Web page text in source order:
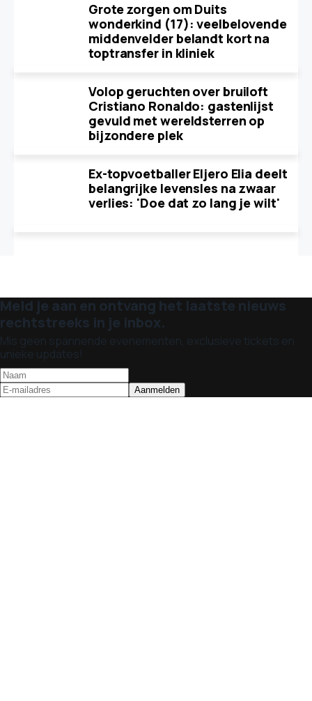
Grote zorgen om Duits
wonderkind (17): veelbelovende
middenvelder belandt kort na
toptransfer in kliniek
Volop geruchten over bruiloft
Cristiano Ronaldo: gastenlijst
gevuld met wereldsterren op
bijzondere plek
Ex-topvoetballer Eljero Elia deelt
belangrijke levensles na zwaar
verlies: 'Doe dat zo lang je wilt'
Meld je aan en ontvang het laatste nieuws
rechtstreeks in je inbox.
Mis geen spannende evenementen, exclusieve tickets en
unieke updates!